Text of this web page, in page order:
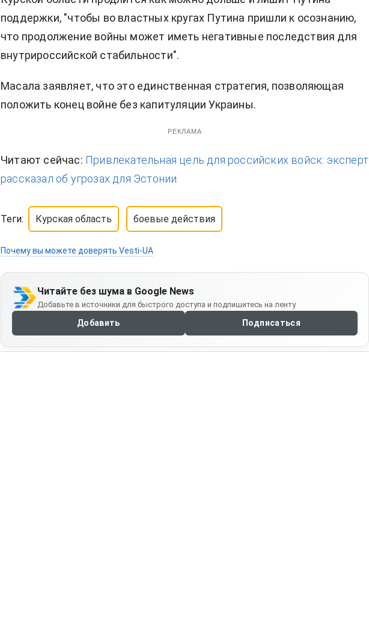
поддержки, "чтобы во властных кругах Путина пришли к осознанию,
что продолжение войны может иметь негативные последствия для
внутрироссийской стабильности".
Масала заявляет, что это единственная стратегия, позволяющая
положить конец войне без капитуляции Украины.
РЕКЛАМА
Читают сейчас: Привлекательная цель для российских войск: эксперт
рассказал об угрозах для Эстонии.
Теги: Курская область боевые действия
Почему вы можете доверять Vesti-UA
Читайте без шума в Google News
Добавьте в источники для быстрого доступа и подпишитесь на ленту
Добавить Подписаться